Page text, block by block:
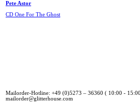
Pete Astor
CD One For The Ghost
Mailorder-Hotline: +49 (0)5273 – 36360 ( 10:00 -
mailorder@glitterhouse.com